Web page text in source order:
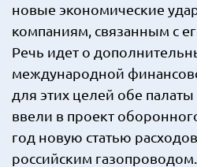
новые экономические
компаниям, связанным с
Речь идет о
международной
для этих целей обе
ввели в проект
год новую статью
российским газопроводом.